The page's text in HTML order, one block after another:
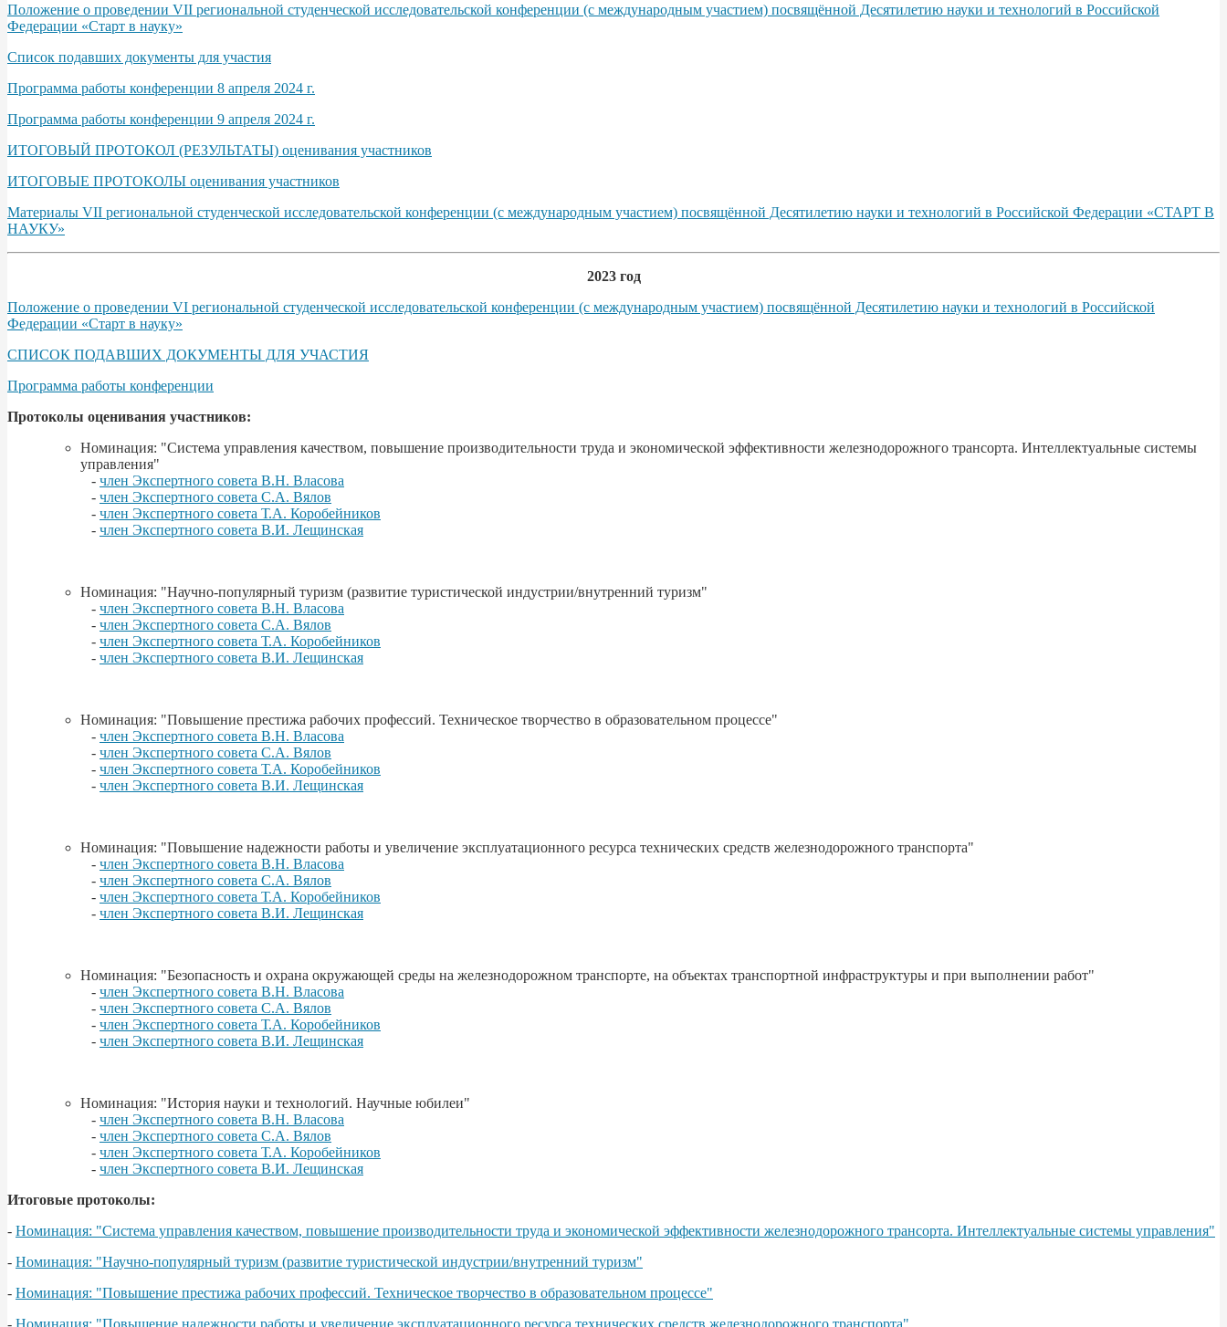
Положение о проведении VII региональной студенческой исследовательской конференции (с международным участием) посвящённой Десятилетию науки и технологий в Российской
Федерации «Старт в науку»
Список подавших документы для участия
Программа работы конференции 8 апреля 2024 г.
Программа работы конференции 9 апреля 2024 г.
ИТОГОВЫЙ ПРОТОКОЛ (РЕЗУЛЬТАТЫ) оценивания участников
ИТОГОВЫЕ ПРОТОКОЛЫ оценивания участников
Материалы VII региональной студенческой исследовательской конференции (с международным участием) посвящённой Десятилетию науки и технологий в Российской Федерации «СТАРТ В
НАУКУ»
2023 год
Положение о проведении VI региональной студенческой исследовательской конференции (с международным участием) посвящённой Десятилетию науки и технологий в Российской
Федерации «Старт в науку»
СПИСОК ПОДАВШИХ ДОКУМЕНТЫ ДЛЯ УЧАСТИЯ
Программа работы конференции
Протоколы оценивания участников:
Номинация: "Система управления качеством, повышение производительности труда и экономической эффективности железнодорожного трансорта. Интеллектуальные системы
управления"
- член Экспертного совета В.Н. Власова
- член Экспертного совета С.А. Вялов
- член Экспертного совета Т.А. Коробейников
- член Экспертного совета В.И. Лещинская
Номинация: "Научно-популярный туризм (развитие туристической индустрии/внутренний туризм"
- член Экспертного совета В.Н. Власова
- член Экспертного совета С.А. Вялов
- член Экспертного совета Т.А. Коробейников
- член Экспертного совета В.И. Лещинская
Номинация: "Повышение престижа рабочих профессий. Техническое творчество в образовательном процессе"
- член Экспертного совета В.Н. Власова
- член Экспертного совета С.А. Вялов
- член Экспертного совета Т.А. Коробейников
- член Экспертного совета В.И. Лещинская
Номинация: "Повышение надежности работы и увеличение эксплуатационного ресурса технических средств железнодорожного транспорта"
- член Экспертного совета В.Н. Власова
- член Экспертного совета С.А. Вялов
- член Экспертного совета Т.А. Коробейников
- член Экспертного совета В.И. Лещинская
Номинация: "Безопасность и охрана окружающей среды на железнодорожном транспорте, на объектах транспортной инфраструктуры и при выполнении работ"
- член Экспертного совета В.Н. Власова
- член Экспертного совета С.А. Вялов
- член Экспертного совета Т.А. Коробейников
- член Экспертного совета В.И. Лещинская
Номинация: "История науки и технологий. Научные юбилеи"
- член Экспертного совета В.Н. Власова
- член Экспертного совета С.А. Вялов
- член Экспертного совета Т.А. Коробейников
- член Экспертного совета В.И. Лещинская
Итоговые протоколы:
- Номинация: "Система управления качеством, повышение производительности труда и экономической эффективности железнодорожного трансорта. Интеллектуальные системы управления"
- Номинация: "Научно-популярный туризм (развитие туристической индустрии/внутренний туризм"
- Номинация: "Повышение престижа рабочих профессий. Техническое творчество в образовательном процессе"
- Номинация: "Повышение надежности работы и увеличение эксплуатационного ресурса технических средств железнодорожного транспорта"